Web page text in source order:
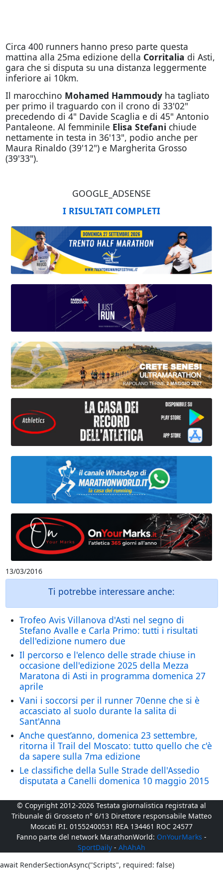
Circa 400 runners hanno preso parte questa
mattina alla 25ma edizione della Corritalia di Asti,
gara che si disputa su una distanza leggermente
inferiore ai 10km.
Il marocchino Mohamed Hammoudy ha tagliato
per primo il traguardo con il crono di 33'02"
precedendo di 4" Davide Scaglia e di 45" Antonio
Pantaleone. Al femminile Elisa Stefani chiude
nettamente in testa in 36'13", podio anche per
Maura Rinaldo (39'12") e Margherita Grosso
(39'33").
GOOGLE_ADSENSE
I RISULTATI COMPLETI
13/03/2016
Ti potrebbe interessare anche:
Trofeo Avis Villanova d'Asti nel segno di
Stefano Avalle e Carla Primo: tutti i risultati
dell'edizione numero due
Il percorso e l'elenco delle strade chiuse in
occasione dell'edizione 2025 della Mezza
Maratona di Asti in programma domenica 27
aprile
Vani i soccorsi per il runner 70enne che si è
accasciato al suolo durante la salita di
Sant'Anna
Anche quest’anno, domenica 23 settembre,
ritorna il Trail del Moscato: tutto quello che c'è
da sapere sulla 7ma edizione
Le classifiche della Sulle Strade dell'Assedio
disputata a Canelli domenica 10 maggio 2015
© Copyright 2012-2026 Testata giornalistica registrata al
Tribunale di Grosseto n° 6/13 Direttore responsabile Matteo
Moscati P.I. 01552400531 REA 134461 ROC 24577
Fanno parte del network MarathonWorld: OnYourMarks -
SportDaily - AhAhAh
await RenderSectionAsync("Scripts", required: false)